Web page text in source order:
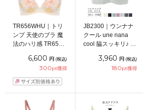
TR656WHU｜トリ
ンプ 天使のブラ 魔
法のハリ感 TR656
ー単品 BCDEFカッ
65/70/75/80cm
6,600 円 (税込)
300pt獲得
JB2300｜ウンナナ
クール une nana
cool 脇スッキリ♪ さ
ブラジャー単品
BCDEFカップ アン
3,960 円 (税込)
180pt獲得